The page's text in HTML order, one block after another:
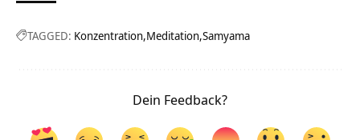
TAGGED: Konzentration Meditation Samyama
Dein Feedback?